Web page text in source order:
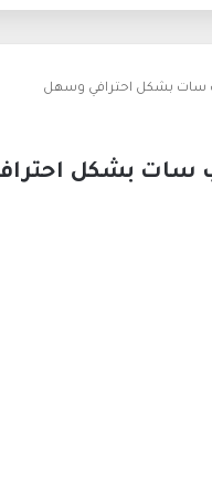
سات بشكل احترافي وسهل
سات بشكل